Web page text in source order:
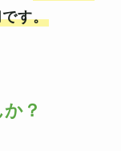
す。
？